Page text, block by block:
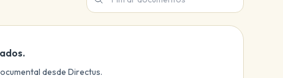
desde Directus.